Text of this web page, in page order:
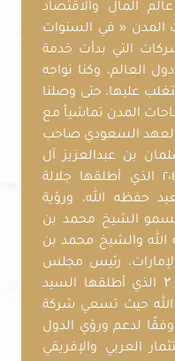
المال والاقتصاد
المدن « في السنوات
التي بدأت خدمة
العالم، وكنا نواجه
عليها، حتى وصلنا
المدن تماشياً مع
ولي العهد السعودي صاحب
بن عبدالعزيز آل
سعود حفظه الله ورؤية عمان ٢٠٤٠ الذي أطلقها جلالة
حفظه الله، ورؤية
السمو الشيخ محمد بن
الله والشيخ محمد بن
رئيس مجلس
الوزراء حاكم دبي، ورؤية مصر ۲۰۳۰ الذي أطلقها السيد
الله حيث تسعي شركة
لدعم ورؤي الدول
العربي والإفريقي